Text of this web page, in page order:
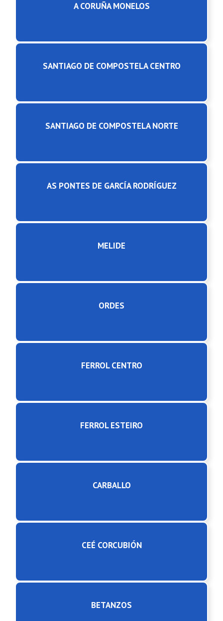
A CORUÑA MONELOS
SANTIAGO DE COMPOSTELA CENTRO
SANTIAGO DE COMPOSTELA NORTE
AS PONTES DE GARCÍA RODRÍGUEZ
MELIDE
ORDES
FERROL CENTRO
FERROL ESTEIRO
CARBALLO
CEÉ CORCUBIÓN
BETANZOS